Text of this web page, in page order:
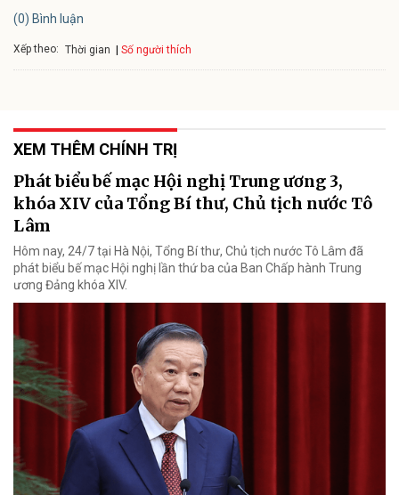
(0) Bình luận
Xếp theo: Thời gian Số người thích
XEM THÊM CHÍNH TRỊ
Phát biểu bế mạc Hội nghị Trung ương 3,
khóa XIV của Tổng Bí thư, Chủ tịch nước Tô
Lâm
Hôm nay, 24/7 tại Hà Nội, Tổng Bí thư, Chủ tịch nước Tô Lâm đã
phát biểu bế mạc Hội nghị lần thứ ba của Ban Chấp hành Trung
ương Đảng khóa XIV.